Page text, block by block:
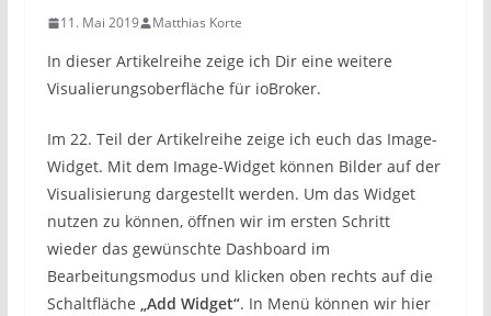
11. Mai 2019 Matthias Korte
In dieser Artikelreihe zeige ich Dir eine weitere
Visualierungsoberfläche für ioBroker.
Im 22. Teil der Artikelreihe zeige ich euch das Image-
Widget. Mit dem Image-Widget können Bilder auf der
Visualisierung dargestellt werden. Um das Widget
nutzen zu können, öffnen wir im ersten Schritt
wieder das gewünschte Dashboard im
Bearbeitungsmodus und klicken oben rechts auf die
Schaltfläche „Add Widget“. In Menü können wir hier